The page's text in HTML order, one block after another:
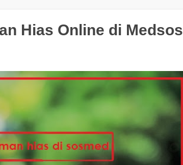
Hias Online di Medsos